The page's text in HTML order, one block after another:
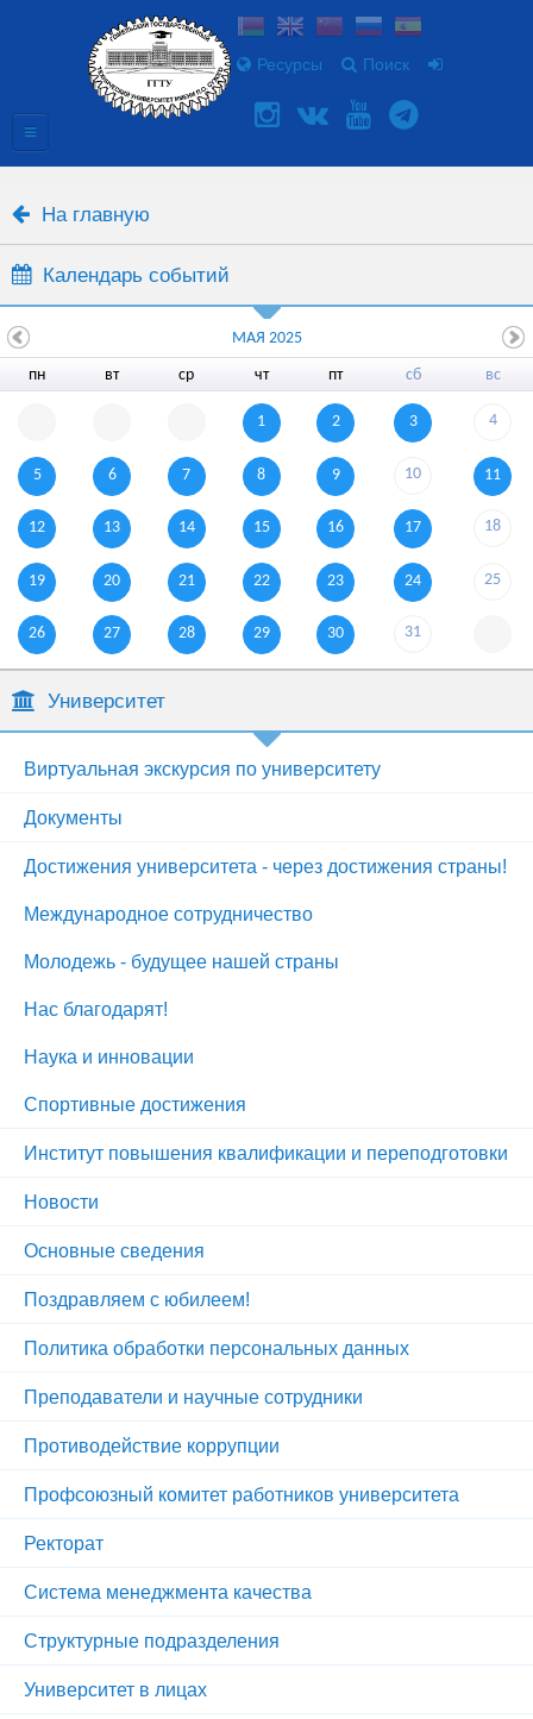
Ресурсы Поиск
На главную
Календарь событий
пн вт ср чт пт сб вс
1 2 3 4
5 6 7 8 9 10 11
12 13 14 15 16 17 18
19 20 21 22 23 24 25
26 27 28 29 30 31
МАЯ 2025
Университет
Виртуальная экскурсия по университету
Документы
Достижения университета - через достижения страны!
Международное сотрудничество
Молодежь - будущее нашей страны
Нас благодарят!
Наука и инновации
Спортивные достижения
Институт повышения квалификации и переподготовки
Новости
Основные сведения
Поздравляем с юбилеем!
Политика обработки персональных данных
Преподаватели и научные сотрудники
Противодействие коррупции
Профсоюзный комитет работников университета
Ректорат
Система менеджмента качества
Структурные подразделения
Университет в лицах